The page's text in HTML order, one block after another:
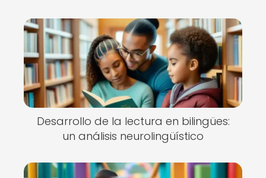
Desarrollo de la lectura en bilingües:
un análisis neurolingüístico